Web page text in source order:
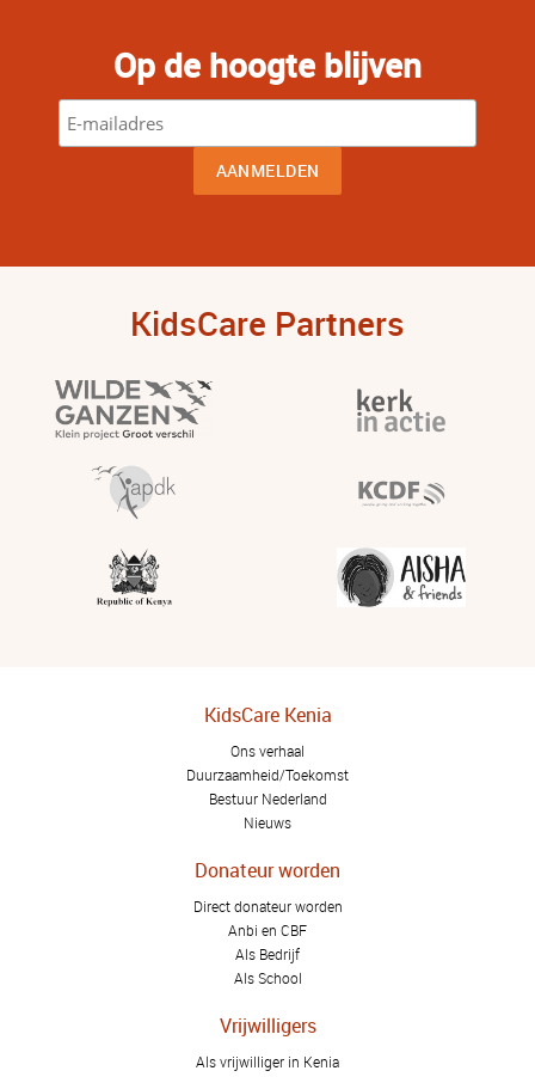
Op de hoogte blijven
KidsCare Partners
KidsCare Kenia
Ons verhaal
Duurzaamheid/Toekomst
Bestuur Nederland
Nieuws
Donateur worden
Direct donateur worden
Anbi en CBF
Als Bedrijf
Als School
Vrijwilligers
Als vrijwilliger in Kenia